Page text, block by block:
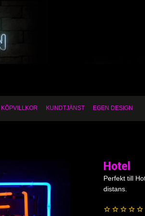
KÖPVILLKOR KUNDTJÄNST EGEN DESIGN
Hotel
Perfekt till
distans.